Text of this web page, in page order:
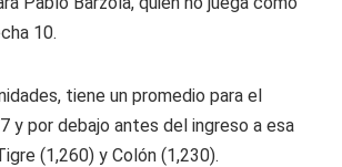
10.
tiene un promedio para el
y por debajo antes del ingreso a esa
(1,260) y Colón (1,230).